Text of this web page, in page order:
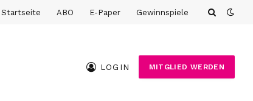
Startseite ABO E-Paper Gewinnspiele
LOGIN MITGLIED WERDEN